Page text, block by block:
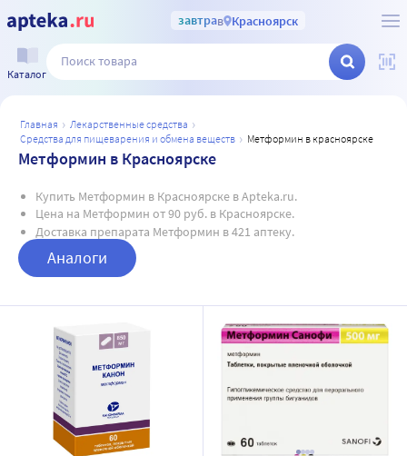
завтрав Красноярск
Каталог
главная
лекарственные средства
средства для пищеварения и обмена веществ
метформин в красноярске
Метформин в Красноярске
Купить Метформин в Красноярске в Apteka.ru.
Цена на Метформин от 90 руб. в Красноярске.
Доставка препарата Метформин в 421 аптеку.
Аналоги